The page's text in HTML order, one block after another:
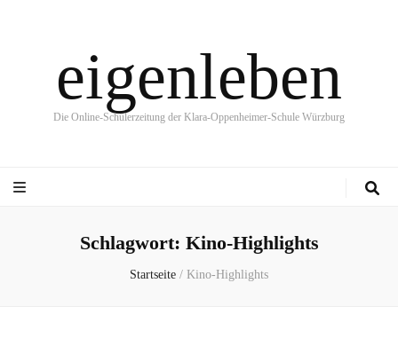
eigenleben
Die Online-Schülerzeitung der Klara-Oppenheimer-Schule Würzburg
Schlagwort: Kino-Highlights
Startseite / Kino-Highlights